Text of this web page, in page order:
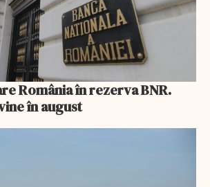
România în rezerva BNR.
în august